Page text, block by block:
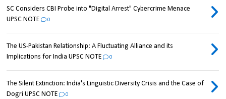
SC Considers CBI Probe into "Digital Arrest" Cybercrime Menace
UPSC NOTE
0
The US-Pakistan Relationship: A Fluctuating Alliance and its
Implications for India UPSC NOTE
0
The Silent Extinction: India's Linguistic Diversity Crisis and the Case of
Dogri UPSC NOTE
0